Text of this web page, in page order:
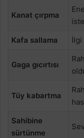
Kanat çırpma
Kafa sallama
İlgi
Gaga gıcırtısı
Tüy kabartma
Sahibine
sürtünme